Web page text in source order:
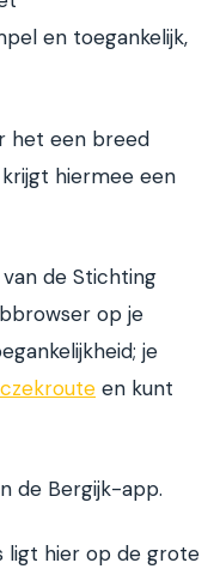
en toegankelijk,
het een breed
hiermee een
de Stichting
op je
je
en kunt
de Bergijk-app.
ligt hier op de grote